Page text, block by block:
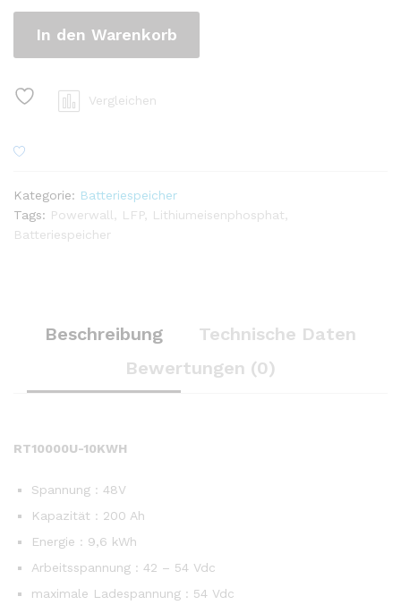
In den Warenkorb
Vergleichen
Kategorie: Batteriespeicher
Tags: Powerwall LFP, Lithiumeisenphosphat
Batteriespeicher
Beschreibung
Technische Daten
Bewertungen (0)
RT10000U-10KWH
Spannung : 48V
Kapazität : 200 Ah
Energie : 9,6 kWh
Arbeitsspannung : 42 – 54 Vdc
maximale Ladespannung : 54 Vdc